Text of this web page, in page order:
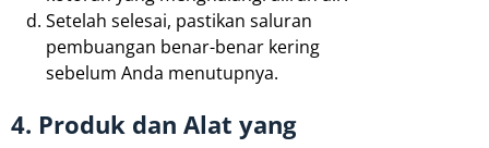
Setelah selesai, pastikan saluran
pembuangan benar-benar kering
sebelum Anda menutupnya.
4. Produk dan Alat yang